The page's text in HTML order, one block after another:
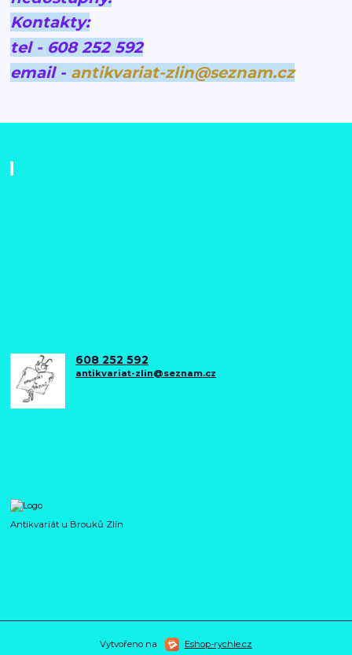
Kontakty:
tel - 608 252 592
email - antikvariat-zlin@seznam.cz
608 252 592
antikvariat-zlin@seznam.cz
Antikvariát u Brouků Zlín
Vytvořeno na Eshop-rychle.cz